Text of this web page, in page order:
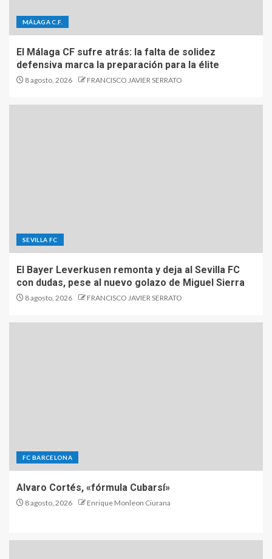
MÁLAGA C.F.
El Málaga CF sufre atrás: la falta de solidez
defensiva marca la preparación para la élite
8 agosto, 2026 FRANCISCO JAVIER SERRATO
SEVILLA FC
El Bayer Leverkusen remonta y deja al Sevilla FC
con dudas, pese al nuevo golazo de Miguel Sierra
8 agosto, 2026 FRANCISCO JAVIER SERRATO
FC BARCELONA
Alvaro Cortés, «fórmula Cubarsí»
8 agosto, 2026 Enrique Monleon Ciurana